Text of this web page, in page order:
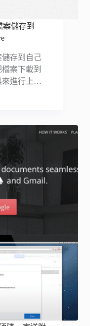
案儲存到
存到自己
案下載到
來進行上…